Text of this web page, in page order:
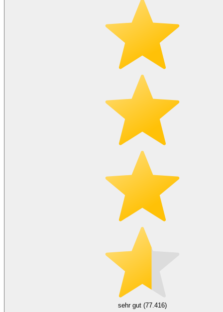
sehr gut (77.416)